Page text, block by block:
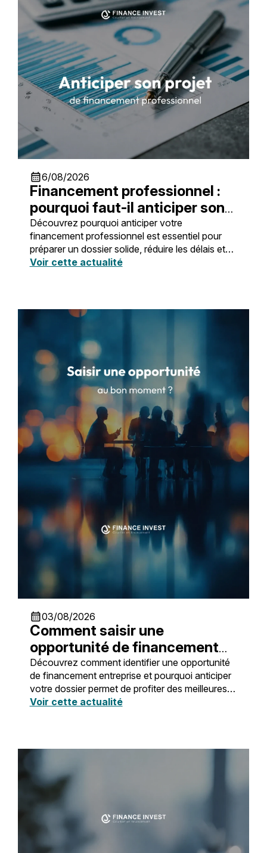
calendar_month6/08/2026
Financement professionnel :
pourquoi faut-il anticiper son
projet ?
Découvrez pourquoi anticiper votre
financement professionnel est essentiel pour
préparer un dossier solide, réduire les délais et
obtenir un crédit adapté.
Voir cette actualité
calendar_month03/08/2026
Comment saisir une
opportunité de financement
au bon moment ?
Découvrez comment identifier une opportunité
de financement entreprise et pourquoi anticiper
votre dossier permet de profiter des meilleures
conditions bancaires.
Voir cette actualité